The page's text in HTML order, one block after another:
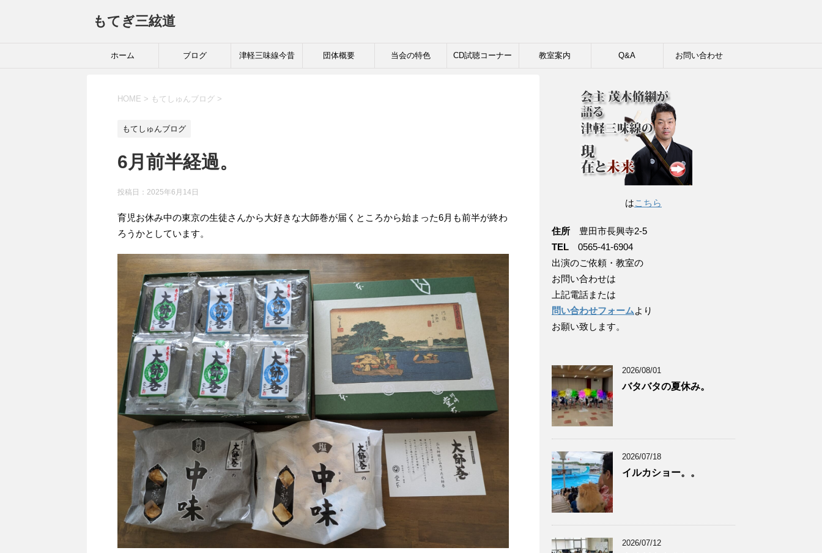
もてぎ三絃道
ホーム ブログ 津軽三味線今昔 団体概要 当会の特色 CD試聴コーナー 教室案内 Q&A お問い合わせ
HOME > もてしゅんブログ >
もてしゅんブログ
6月前半経過。
投稿日： 2025年6月14日
育児お休み中の東京の生徒さんから大好きな大師巻が届くところから始まった6月も前半が終わ
ろうかとしています。
はこちら
住所 豊田市長興寺2-5
TEL 0565-41-6904
出演のご依頼・教室の
お問い合わせは
上記電話または
問い合わせフォームより
お願い致します。
2026/08/01
バタバタの夏休み。
2026/07/18
イルカショー。。
2026/07/12